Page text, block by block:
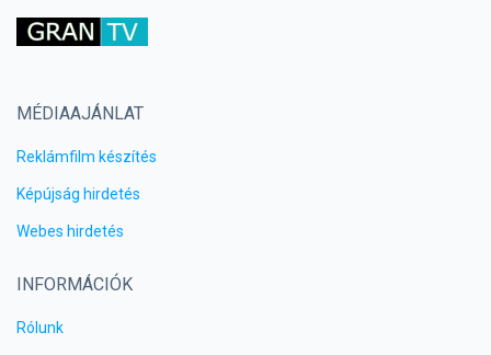
MÉDIAAJÁNLAT
Reklámfilm készítés
Képújság hirdetés
Webes hirdetés
INFORMÁCIÓK
Rólunk